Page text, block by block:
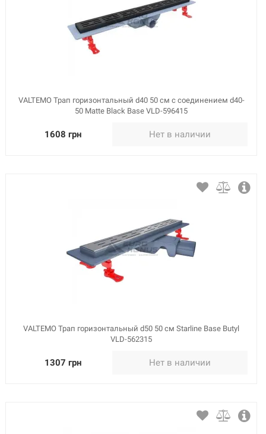
VALTEMO Трап горизонтальный d40 50 см с соединением d40-
50 Matte Black Base VLD-596415
1608 грн Нет в наличии
VALTEMO Трап горизонтальный d50 50 см Starline Base Butyl
VLD-562315
1307 грн Нет в наличии